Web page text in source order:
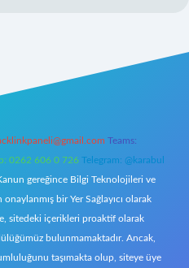
Teams:
0262 606 0 726 Telegram: @karabul
gereğince Bilgi Teknolojileri ve
bir Yer Sağlayıcı olarak
sitedeki içerikleri proaktif olarak
bulunmamaktadır. Ancak,
taşımakta olup, siteye üye